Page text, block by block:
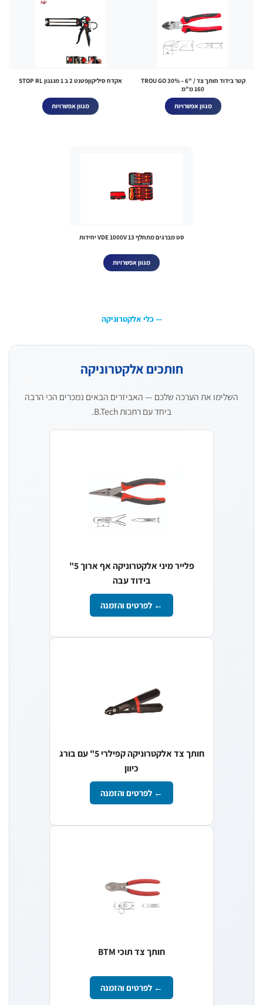
קטר בידוד חותך צד TROU GO 30% – 6" /
מגוון אפשרויות
אקדח סיליקוןפטנט 2 ב 1 מנגנון STOP RL
מגוון אפשרויות
סט מברגים מתחלף VDE 1000V 13 יחידות
מגוון אפשרויות
— כלי אלקטרוניקה
חותכים אלקטרוניקה
השלימו את הערכה שלכם — האביזרים הבאים נמכרים הכי הרבה
ביחד עם רתכות B.Tech.
פלייר מיני אלקטרוניקה אף ארוך 5"
בידוד עבה
← לפרטים והזמנה
חותך צד אלקטרוניקה קפילרי 5" עם בורג
← לפרטים והזמנה
חותך צד תוכי BTM
← לפרטים והזמנה